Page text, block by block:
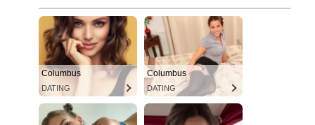
Columbus
DATING
Columbus
DATING